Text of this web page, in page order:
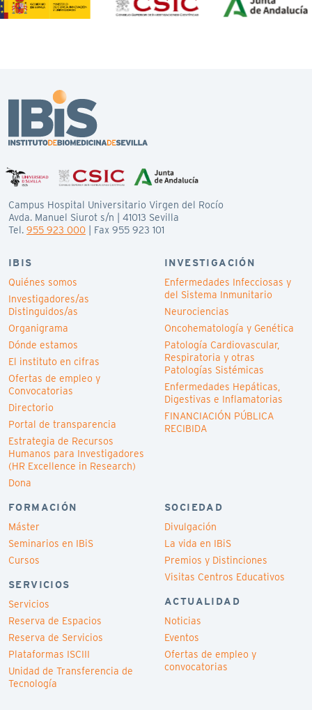
Campus Hospital Universitario Virgen del Rocío
Avda. Manuel Siurot s/n | 41013 Sevilla
Tel. 955 923 000 | Fax 955 923 101
IBIS
Quiénes somos
Investigadores/as
Distinguidos/as
Organigrama
Dónde estamos
El instituto en cifras
Ofertas de empleo y
Convocatorias
Directorio
Portal de transparencia
Estrategia de Recursos
Humanos para Investigadores
(HR Excellence in Research)
Dona
INVESTIGACIÓN
Enfermedades Infecciosas y
del Sistema Inmunitario
Neurociencias
Oncohematología y Genética
Patología Cardiovascular,
Respiratoria y otras
Patologías Sistémicas
Enfermedades Hepáticas,
Digestivas e Inflamatorias
FINANCIACIÓN PÚBLICA
RECIBIDA
FORMACIÓN
Máster
Seminarios en IBiS
Cursos
SERVICIOS
Servicios
Reserva de Espacios
Reserva de Servicios
Plataformas ISCIII
Unidad de Transferencia de
Tecnología
SOCIEDAD
Divulgación
La vida en IBiS
Premios y Distinciones
Visitas Centros Educativos
ACTUALIDAD
Noticias
Eventos
Ofertas de empleo y
convocatorias